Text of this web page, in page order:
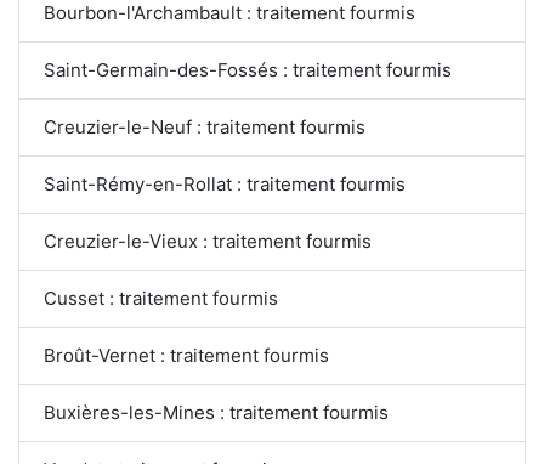
Bourbon-l'Archambault : traitement fourmis
Saint-Germain-des-Fossés : traitement fourmis
Creuzier-le-Neuf : traitement fourmis
Saint-Rémy-en-Rollat : traitement fourmis
Creuzier-le-Vieux : traitement fourmis
Cusset : traitement fourmis
Broût-Vernet : traitement fourmis
Buxières-les-Mines : traitement fourmis